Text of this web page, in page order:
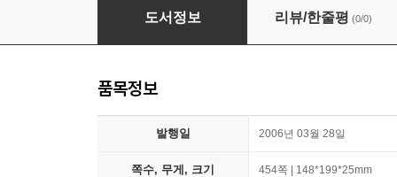
The Da Vinci Code
도서정보 리뷰/한줄평 (0/0)
품목정보
발행일 2006년 03월 28일
쪽수, 무게, 크기 454쪽 | 148*199*25mm